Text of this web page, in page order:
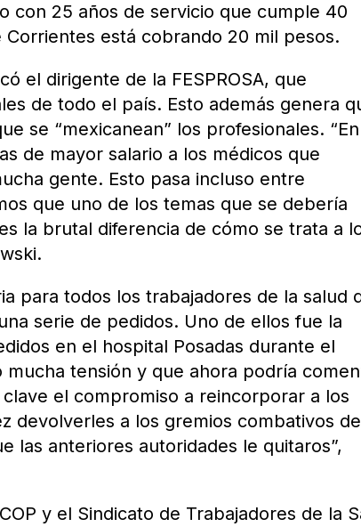
con 25 años de servicio que cumple 40
está cobrando 20 mil pesos.
el dirigente de la FESPROSA, que
de todo el país. Esto además genera
se “mexicanean” los profesionales. “En
de mayor salario a los médicos que
gente. Esto pasa incluso entre
que uno de los temas que se debería
la brutal diferencia de cómo se trata a
para todos los trabajadores de la salud
serie de pedidos. Uno de ellos fue la
en el hospital Posadas durante el
tensión y que ahora podría
el compromiso a reincorporar a los
devolverles a los gremios combativos
las anteriores autoridades le quitaros”,
y el Sindicato de Trabajadores de la